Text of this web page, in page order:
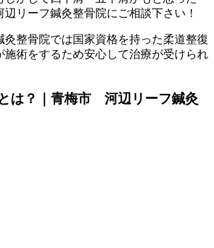
リーフ鍼灸整骨院にご相談下さい！
灸整骨院では国家資格を持った柔道整復
施術をするため安心して治療が受けられ
は？｜青梅市 河辺リーフ鍼灸